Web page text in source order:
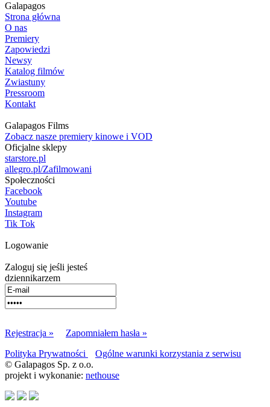
Galapagos
Strona główna
O nas
Premiery
Zapowiedzi
Newsy
Katalog filmów
Zwiastuny
Pressroom
Kontakt
Galapagos Films
Zobacz nasze premiery kinowe i VOD
Oficjalne sklepy
starstore.pl
allegro.pl/Zafilmowani
Społeczności
Facebook
Youtube
Instagram
Tik Tok
Logowanie
Zaloguj się jeśli jesteś
dziennikarzem
Rejestracja »
Zapomniałem hasła »
Polityka Prywatności
Ogólne warunki korzystania z serwisu
© Galapagos Sp. z o.o.
projekt i wykonanie: nethouse